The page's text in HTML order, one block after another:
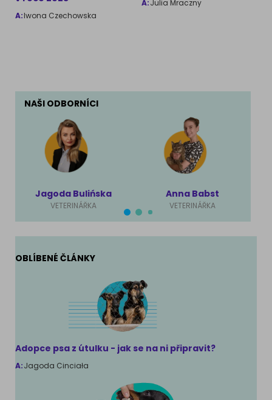
A:Iwona Czechowska
A:Julia Mraczny
NAŠI ODBORNÍCI
Jagoda Bulińska
VETERINÁŘKA
Anna Babst
VETERINÁŘKA
OBLÍBENÉ ČLÁNKY
Adopce psa z útulku - jak se na ni připravit?
A:Jagoda Cinciała